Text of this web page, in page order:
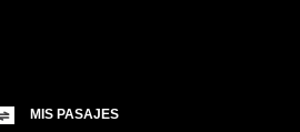
MIS PASAJES